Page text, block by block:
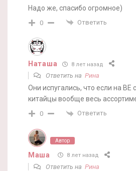
Надо же, спасибо огромное)
0 Ответить
Наташа 8 лет назад
Ответить на Рина
Они испугались, что если на BE
китайцы вообще весь
0 Ответить
Автор
Маша 8 лет назад
Ответить на Рина